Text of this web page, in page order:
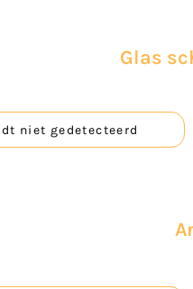
Glas
niet gedetecteerd